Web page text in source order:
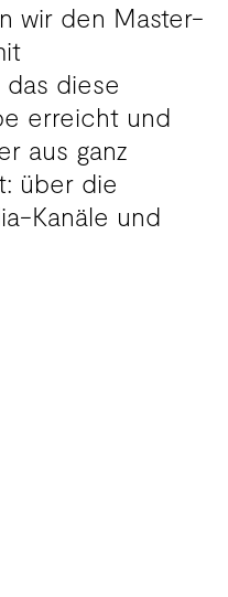
wir den Master-
diese
erreicht und
aus ganz
über die
Kanäle und